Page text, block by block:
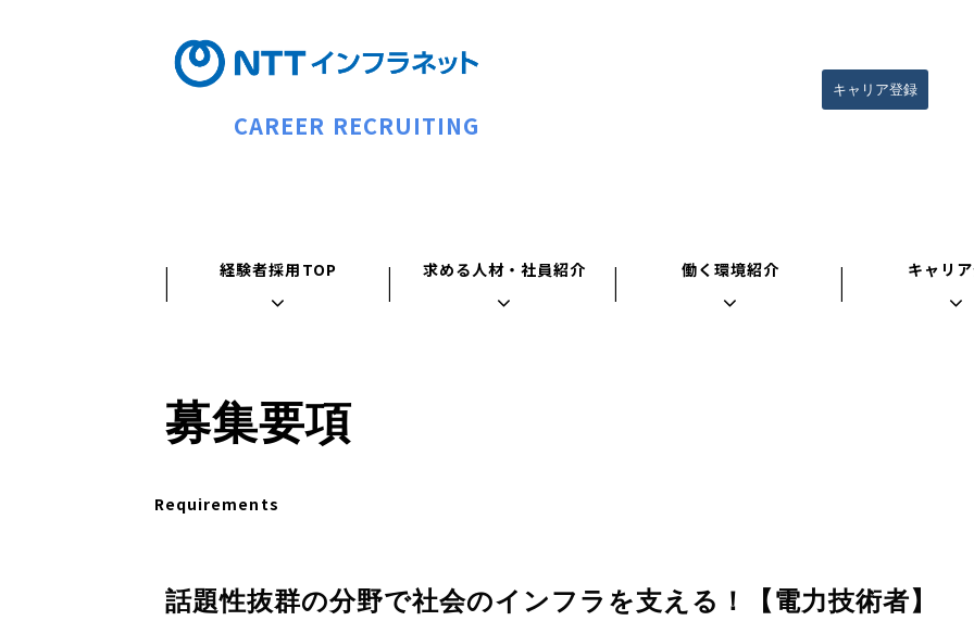
CAREER RECRUITING
キャリア登録
経験者採用TOP 求める人材・社員紹介 働く環境紹介 キャリ
募集要項
Requirements
話題性抜群の分野で社会のインフラを支える！【電力技術者】